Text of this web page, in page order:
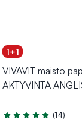
1+1
VIVAVIT maisto
AKTYVINTA
(14)